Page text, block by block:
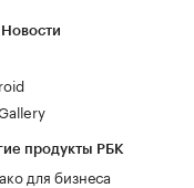
продукты РБК
для бизнеса